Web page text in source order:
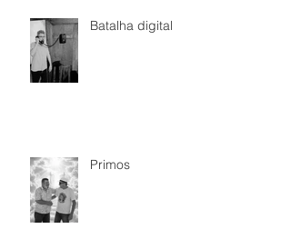
Batalha digital
Primos